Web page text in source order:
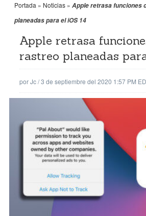
Portada » Noticias » Apple retrasa funciones
planeadas para el iOS 14
Apple retrasa
rastreo planeadas
porJc/3 de septiembre del 2020 1:57 PM